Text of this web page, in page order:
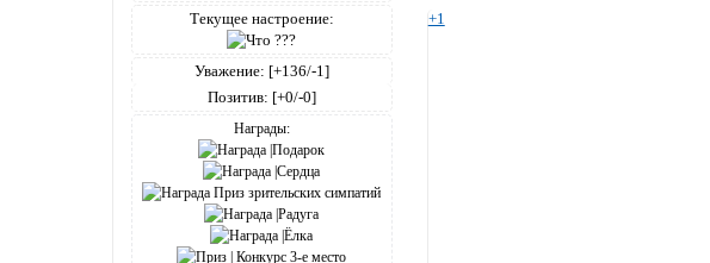
Текущее настроение:
Уважение: [+136/-1]
Позитив: [+0/-0]
Награды:
+1